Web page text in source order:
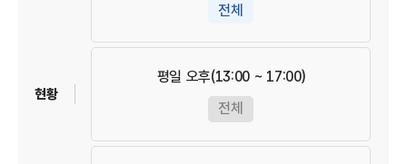
전체
평일 오후(13:00 ~ 17:00)
전체